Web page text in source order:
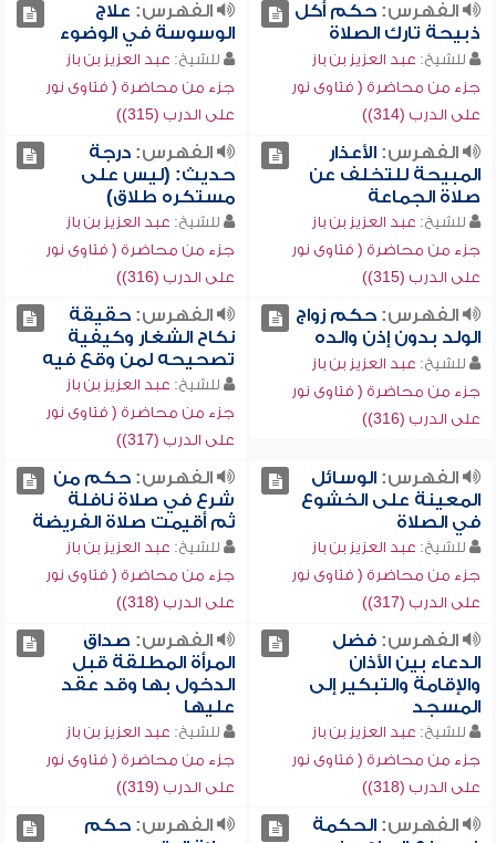
الفهرس:حكم أكل
ذبيحة تارك الصلاة
للشيخ: عبد العزيز بن باز
جزء من محاضرة ( فتاوى نور
على الدرب (314))
الفهرس: علاج
الوسوسة في الوضوء
للشيخ: عبد العزيز بن باز
جزء من محاضرة ( فتاوى نور
على الدرب (315))
الفهرس:الأعذار
المبيحة للتخلف عن
صلاة الجماعة
للشيخ: عبد العزيز بن باز
جزء من محاضرة ( فتاوى نور
على الدرب (315))
الفهرس:درجة
حديث: (ليس على
مستكره طلاق)
للشيخ: عبد العزيز بن باز
جزء من محاضرة ( فتاوى نور
على الدرب (316))
الفهرس:حكم زواج
الولد بدون إذن والده
للشيخ: عبد العزيز بن باز
جزء من محاضرة ( فتاوى نور
على الدرب (316))
الفهرس:حقيقة
نكاح الشغار وكيفية
تصحيحه لمن وقع فيه
للشيخ: عبد العزيز بن باز
جزء من محاضرة ( فتاوى نور
على الدرب (317))
الفهرس:الوسائل
المعينة على الخشوع
في الصلاة
للشيخ: عبد العزيز بن باز
جزء من محاضرة ( فتاوى نور
على الدرب (317))
الفهرس:حكم من
شرع في صلاة نافلة
ثم أقيمت صلاة الفريضة
للشيخ: عبد العزيز بن باز
جزء من محاضرة ( فتاوى نور
على الدرب (318))
الفهرس:فضل
الدعاء بين الأذان
والإقامة والتبكير إلى
المسجد
للشيخ: عبد العزيز بن باز
جزء من محاضرة ( فتاوى نور
على الدرب (318))
الفهرس: صداق
المرأة المطلقة قبل
الدخول بها وقد عقد
عليها
للشيخ: عبد العزيز بن باز
جزء من محاضرة ( فتاوى نور
على الدرب (319))
الفهرس:الحكمة
الفهرس:حكم